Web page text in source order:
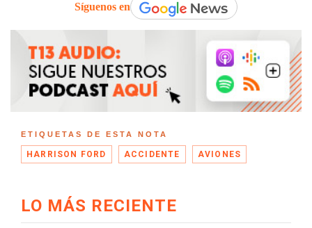
Síguenos en
ETIQUETAS DE ESTA NOTA
HARRISON FORD ACCIDENTE AVIONES
LO MÁS RECIENTE